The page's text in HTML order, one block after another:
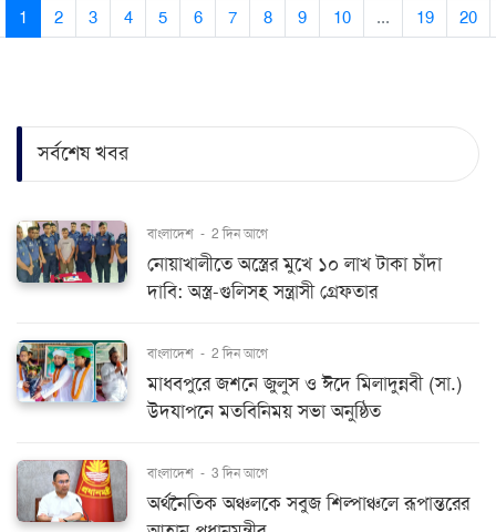
1 2 3 4 5 6 7 8 9 10 ... 19 20
সর্বশেষ খবর
বাংলাদেশ - 2 দিন আগে
নোয়াখালীতে অস্ত্রের মুখে ১০ লাখ টাকা চাঁদা
দাবি: অস্ত্র-গুলিসহ সন্ত্রাসী গ্রেফতার
বাংলাদেশ - 2 দিন আগে
মাধবপুরে জশনে জুলুস ও ঈদে মিলাদুন্নবী (সা.)
উদযাপনে মতবিনিময় সভা অনুষ্ঠিত
বাংলাদেশ - 3 দিন আগে
অর্থনৈতিক অঞ্চলকে সবুজ শিল্পাঞ্চলে রূপান্তরের